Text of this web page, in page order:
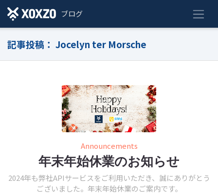
ブログ
記事投稿： Jocelyn ter Morsche
Announcements
年末年始休業のお知らせ
2024年も弊社APIサービスをご利用いただき、誠にありがとう
ございました。年末年始休業のご案内です。